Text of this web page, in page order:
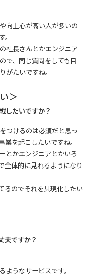
向上心が高い人が多いの
社長さんとかエンジニア
で、同じ質問をしても目
がたいですね。
＞
したいですか？
つけるのは必須だと思っ
を起こしたいですね。
とかエンジニアとかいろ
全体的に見れるようになり
るのでそれを具現化したい
夫ですか？
うなサービスです。